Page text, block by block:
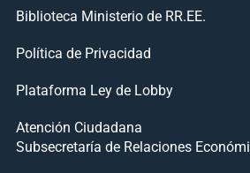
Biblioteca Ministerio de RR.EE.
Política de Privacidad
Plataforma Ley de Lobby
Atención Ciudadana
Subsecretaría de Relaciones